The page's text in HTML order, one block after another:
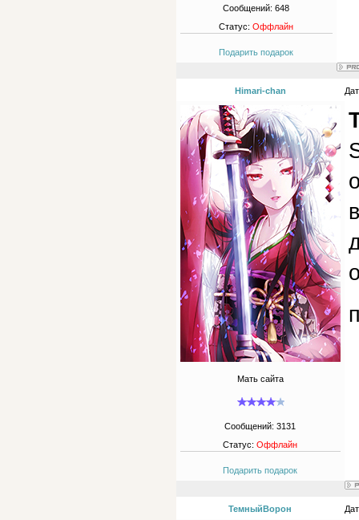
Сообщений:648
Статус:Оффлайн
Подарить подарок
Himari-chan
Мать сайта
Сообщений:3131
Статус:Оффлайн
Подарить подарок
ТемныйВорон